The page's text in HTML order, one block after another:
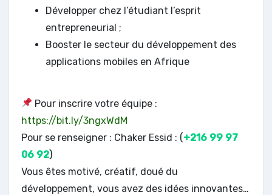
Développer chez l’étudiant l’esprit
entrepreneurial ;
Booster le secteur du développement des
applications mobiles en Afrique
Pour inscrire votre équipe :
https://bit.ly/3ngxWdM
Pour se renseigner : Chaker Essid : (+216 99 97
06 92)
Vous êtes motivé, créatif, doué du
développement, vous avez des idées innovantes…